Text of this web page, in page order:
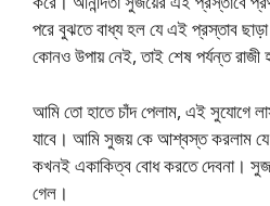
পরে বুঝতে বাধ্য হল যে এই প্রস্তাব
কোনও উপায় নেই, তাই শেষ পর্যন্ত রাজী
আমি তো হাতে চাঁদ পেলাম, এই সুযোগে
যাবে। আমি সুজয় কে আশ্বস্ত করলাম যে
কখনই একাকিত্ব বোধ করতে দেবনা। সুজয়
গেল।